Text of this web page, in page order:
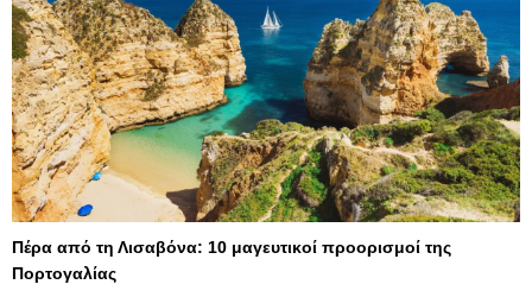
Πέρα από τη Λισαβόνα: 10 μαγευτικοί προορισμοί της
Πορτογαλίας